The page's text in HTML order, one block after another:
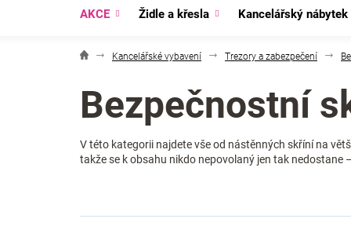
AKCE Židle a křesla Kancelářský nábytek
Kancelářské vybavení Trezory a zabezpečení
Bezpečnostní
V této kategorii najdete vše od nástěnných skříní na
takže se k obsahu nikdo nepovolaný jen tak nedostane